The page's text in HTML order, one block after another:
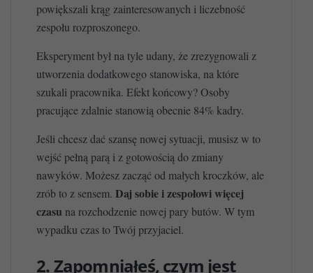
powiększali krąg zainteresowanych i liczebność
zespołu rozproszonego.
Eksperyment był na tyle udany, że zrezygnowali z
utworzenia dodatkowego stanowiska, na które
szukali pracownika. Efekt końcowy? Osoby
pracujące zdalnie stanowią obecnie 84% kadry.
Jeśli chcesz dać szansę nowej sytuacji, musisz w to
wejść pełną parą i z gotowością do zmiany
nawyków. Możesz zacząć od małych kroczków, ale
zrób to z sensem. Daj sobie i zespołowi więcej
czasu na rozchodzenie nowej pary butów. W tym
wypadku czas to Twój przyjaciel.
2. Zapomniałeś, czym jest